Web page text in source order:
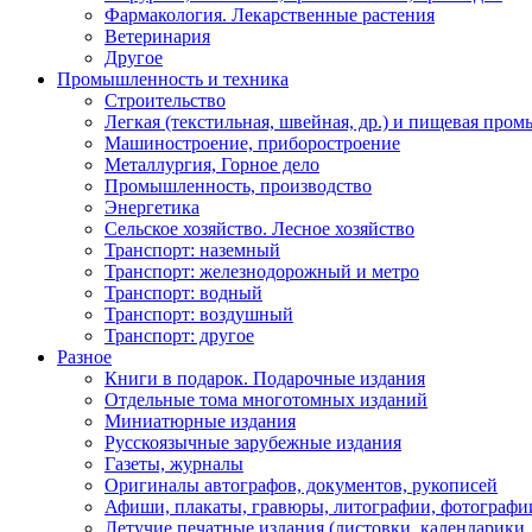
Фармакология. Лекарственные растения
Ветеринария
Другое
Промышленность и техника
Строительство
Легкая (текстильная, швейная, др.) и пищевая
Машиностроение, приборостроение
Металлургия, Горное дело
Промышленность, производство
Энергетика
Сельское хозяйство. Лесное хозяйство
Транспорт: наземный
Транспорт: железнодорожный и метро
Транспорт: водный
Транспорт: воздушный
Транспорт: другое
Разное
Книги в подарок. Подарочные издания
Отдельные тома многотомных изданий
Миниатюрные издания
Русскоязычные зарубежные издания
Газеты, журналы
Оригиналы автографов, документов, рукописей
Афиши, плакаты, гравюры, литографии,
Летучие печатные издания (листовки,